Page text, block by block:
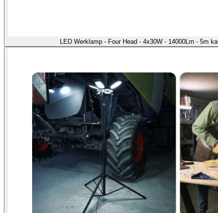
LED Werklamp - Four Head - 4x30W - 14000Lm - 5m